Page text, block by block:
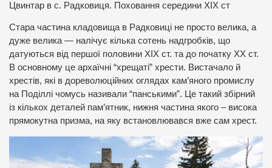
Цвинтар в с. Радковиця. Поховання середини ХІХ ст
Стара частина кладовища в Радковиці не просто велика, а
дуже велика — налічує кілька сотень надгробків, що
датуються від першої половини ХІХ ст. та до початку ХХ ст.
В основному це архаїчні “хрещаті” хрести. Вистачало й
хрестів, які в дореволюційних оглядах кам’яного промислу
на Поділлі чомусь називали “панськими”. Це такий збірний
із кількох деталей пам’ятник, нижня частина якого – висока
прямокутна призма, на яку встановлювався вже сам хрест.